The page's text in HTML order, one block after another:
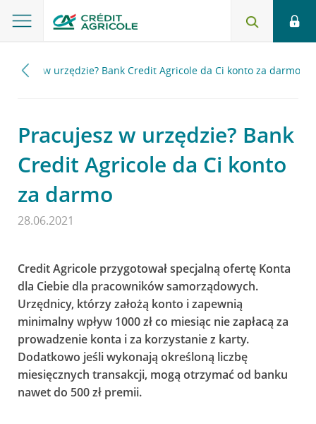
w urzędzie? Bank Credit Agricole da Ci konto za darmo
Pracujesz w urzędzie? Bank
Credit Agricole da Ci konto
za darmo
28.06.2021
Credit Agricole przygotował specjalną ofertę Konta
dla Ciebie dla pracowników samorządowych.
Urzędnicy, którzy założą konto i zapewnią
minimalny wpływ 1000 zł co miesiąc nie zapłacą za
prowadzenie konta i za korzystanie z karty.
Dodatkowo jeśli wykonają określoną liczbę
miesięcznych transakcji, mogą otrzymać od banku
nawet do 500 zł premii.